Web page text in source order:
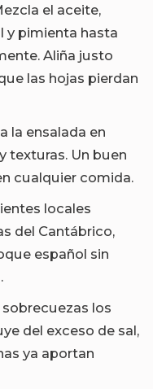
el aceite,
y pimienta hasta
Aliña justo
las hojas pierdan
la ensalada en
texturas. Un buen
cualquier comida.
locales
del Cantábrico,
español sin
sobrecuezas los
del exceso de sal,
ya aportan